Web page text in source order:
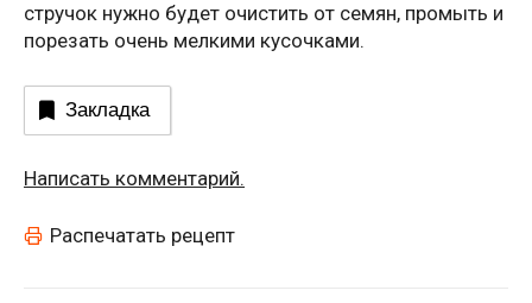
стручок нужно будет очистить от семян, промыть и
порезать очень мелкими кусочками.
Закладка
Написать комментарий.
Распечатать рецепт